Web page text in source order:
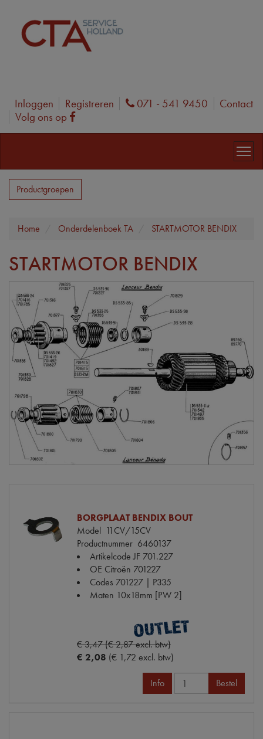
Inloggen Registreren Phone
071 - 541 9450
Contact
Volg ons op
Facebook
Productgroepen
Home Onderdelenboek TA STARTMOTOR BENDIX
STARTMOTOR BENDIX
BORGPLAAT BENDIX BOUT
Model 11CV/15CV
Productnummer 6460137
Artikelcode JF 701.227
OE Citroën 701227
Codes 701227 | P335
Maten 10x18mm [PW 2]
€ 3,47 (€ 2,87 excl. btw)
€ 2,08 (€ 1,72 excl. btw)
Info Bestel